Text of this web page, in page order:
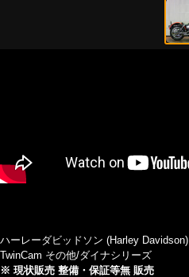
ハーレーダビッドソン (Harley Davidson)
TwinCam その他/ダイナシリーズ
※ 現状販売 整備・保証等無 販売